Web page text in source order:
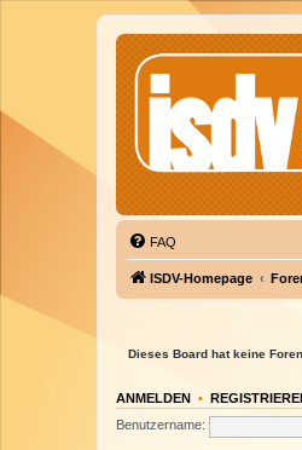
FAQ
ISDV-Homepage
Dieses Board hat keine Foren.
ANMELDEN •
Benutzername: